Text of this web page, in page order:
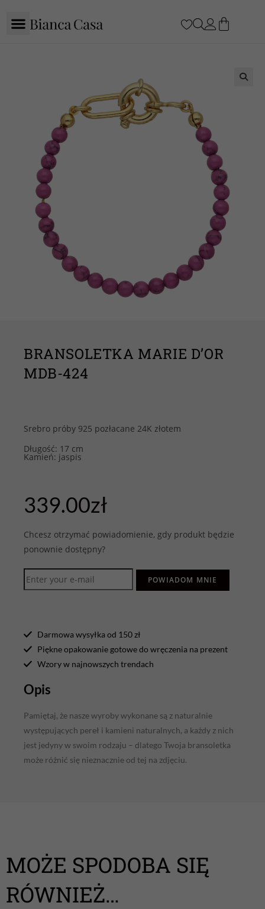
BRANSOLETKA MARIE D’OR
MDB-424
Srebro próby 925 pozłacane 24K złotem
Długość: 17 cm
Kamień: jaspis
339.00zł
Chcesz otrzymać powiadomienie, gdy produkt będzie
ponownie dostępny?
POWIADOM MNIE
Darmowa wysyłka od 150 zł
Piękne opakowanie gotowe do wręczenia na prezent
Wzory w najnowszych trendach
Opis
Pamiętaj, że nasze wyroby wykonane są z naturalnie
występujących pereł i kamieni naturalnych, a każdy z nich
jest jedyny w swoim rodzaju – dlatego Twoja bransoletka
może różnić się nieznacznie od tej na zdjęciu.
MOŻE SPODOBA SIĘ
RÓWNIEŻ…